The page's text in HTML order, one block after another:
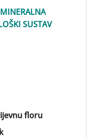
SUSTAV
floru